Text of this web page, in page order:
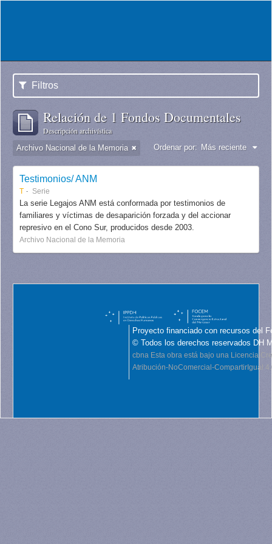
Filtros
Relación de 1 Fondos Documentales
Descripción archivística
Archivo Nacional de la Memoria Ordenar por: Más reciente
Testimonios/ ANM
T Serie
La serie Legajos ANM está conformada por testimonios de
familiares y víctimas de desaparición forzada y del accionar
represivo en el Cono Sur, producidos desde 2003.
Archivo Nacional de la Memoria
Proyecto financiado con recursos del
© Todos los derechos reservados DH
cbna Esta obra está bajo una Licencia
Atribución-NoComercial-CompartirIgual